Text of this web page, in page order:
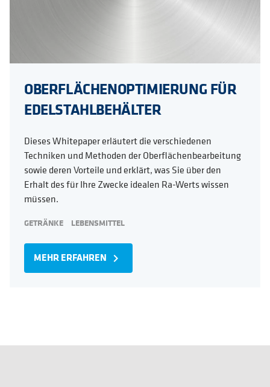
OBERFLÄCHENOPTIMIERUNG FÜR
EDELSTAHLBEHÄLTER
Dieses Whitepaper erläutert die verschiedenen
Techniken und Methoden der Oberflächenbearbeitung
sowie deren Vorteile und erklärt, was Sie über den
Erhalt des für Ihre Zwecke idealen Ra-Werts wissen
müssen.
GETRÄNKE LEBENSMITTEL
MEHR ERFAHREN navigate_next